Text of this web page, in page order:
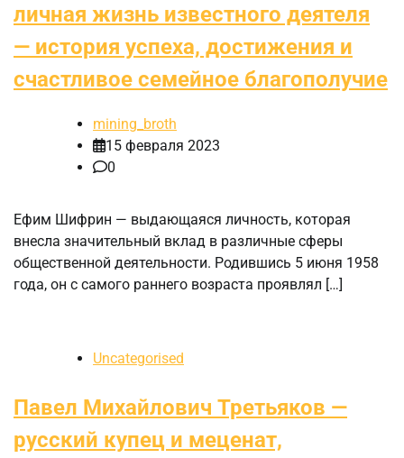
личная жизнь известного деятеля
— история успеха, достижения и
счастливое семейное благополучие
mining_broth
15 февраля 2023
0
Ефим Шифрин — выдающаяся личность, которая
внесла значительный вклад в различные сферы
общественной деятельности. Родившись 5 июня 1958
года, он с самого раннего возраста проявлял […]
Uncategorised
Павел Михайлович Третьяков —
русский купец и меценат,